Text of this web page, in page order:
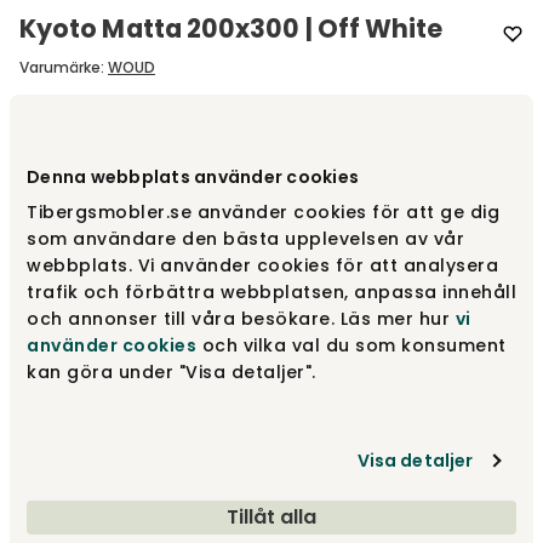
Denna webbplats använder cookies
Tibergsmobler.se använder cookies för att ge dig
som användare den bästa upplevelsen av vår
webbplats. Vi använder cookies för att analysera
trafik och förbättra webbplatsen, anpassa innehåll
och annonser till våra besökare. Läs mer hur vi
använder cookies och vilka val du som konsument
kan göra under "Visa detaljer".
Visa detaljer
Tillåt alla
Kyoto Matta 200x300 | Off White
Varumärke: WOUD
200x300 cm 15 085 kr
90x140 cm